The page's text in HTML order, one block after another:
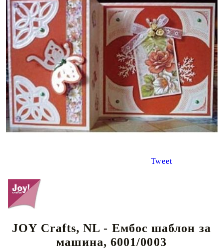
Tweet
JOY Crafts, NL - Ембос шаблон за
машина, 6001/0003